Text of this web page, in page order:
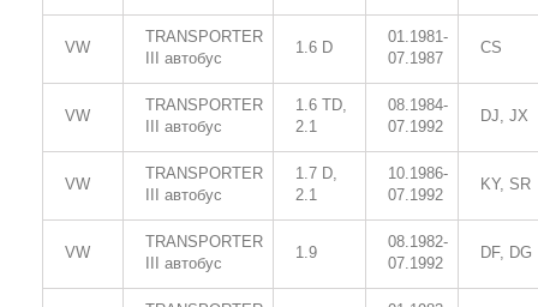
VW
TRANSPORTER
III автобус
1.6 D
01.1981-
07.1987
CS
VW
TRANSPORTER
III автобус
1.6 TD,
2.1
08.1984-
07.1992
DJ, JX
VW
TRANSPORTER
III автобус
1.7 D,
2.1
10.1986-
07.1992
KY, SR
VW
TRANSPORTER
III автобус
1.9
08.1982-
07.1992
DF, DG